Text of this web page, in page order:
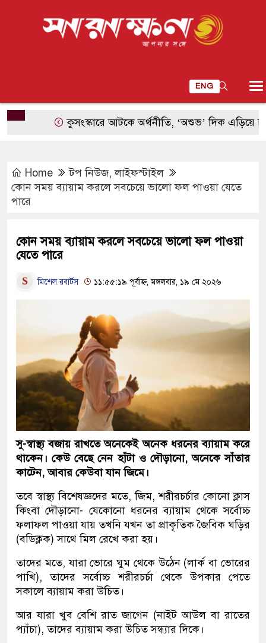
ENG
কুসংস্কারে আটকে অর্থনীতি, ‘অশুভ’ দিক এড়িয়ে চলেন
Home টপ নিউজ,লাইফস্টাইল
কোন সময় ব্যায়াম করলে সবচেয়ে ভালো ফল পাওয়া যেতে
পারে
কোন সময় ব্যায়াম করলে সবচেয়ে ভালো ফল পাওয়া
যেতে পারে
মিশেল রবার্টস ১১:৫৫:১৯ পূর্বাহ্ন, মঙ্গলবার, ১৯ মে ২০২৬
সু-স্বাস্থ্য বজায় রাখতে অনেকেই অনেক ধরনের ব্যায়াম করে
থাকেন। কেউ বেছে নেন হাঁটা ও দৌড়ানো, অনেকে সাঁতার
কাটেন, আবার কেউবা যান জিমে।
তবে স্বাস্থ্য বিশেষজ্ঞদের মতে, জিম, শরীরচর্চার কোনো ক্লাস
কিংবা দৌড়ানো- যেকোনো ধরনের ব্যায়াম থেকে সর্বোচ্চ
ফলাফল পাওয়া যায় তখনি যখন তা প্রাকৃতিক জৈবিক ঘড়ির
(বডিক্লক) সাথে মিল রেখে করা হয়।
তাদের মতে, যারা ভোরে ঘুম থেকে উঠেন (লার্ক বা ভোরের
পাখি), তাদের সর্বোচ্চ শরীরচর্চা থেকে উপকার পেতে
সকালে ব্যায়াম করা উচিত।
আর যারা খুব বেশি রাত জাগেন (নাইট আউল বা রাতের
প্যাঁচা), তাদের ব্যায়াম করা উচিত সন্ধ্যার দিকে।